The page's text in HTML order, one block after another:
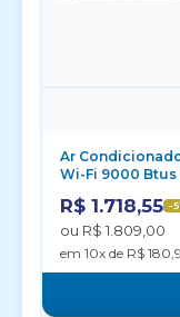
Ar
Wi-Fi 9000 Btus
R$ 1.718,55 -
ou R$ 1.809,00
em 10x de R$